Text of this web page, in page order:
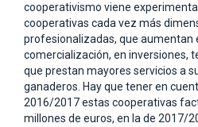
cooperativismo viene
cooperativas cada vez más
profesionalizadas, que aumentan
comercialización, en inversiones,
que prestan mayores servicios a
ganaderos. Hay que tener en
2016/2017 estas cooperativas
millones de euros, en la de 2017/